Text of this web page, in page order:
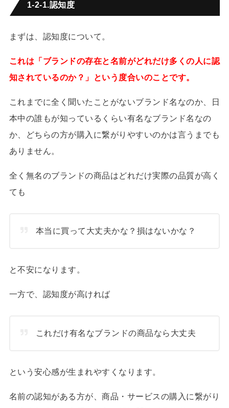
1-2-1.認知度
まずは、認知度について。
これは「ブランドの存在と名前がどれだけ多くの人に認
知されているのか？」という度合いのことです。
これまでに全く聞いたことがないブランド名なのか、日
本中の誰もが知っているくらい有名なブランド名なの
か、どちらの方が購入に繋がりやすいのかは言うまでも
ありません。
全く無名のブランドの商品はどれだけ実際の品質が高く
ても
本当に買って大丈夫かな？損はないかな？
と不安になります。
一方で、認知度が高ければ
これだけ有名なブランドの商品なら大丈夫
という安心感が生まれやすくなります。
名前の認知がある方が、商品・サービスの購入に繋がり